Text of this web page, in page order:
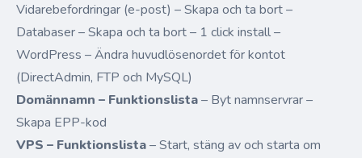
Vidarebefordringar (e-post) – Skapa och ta bort –
Databaser – Skapa och ta bort – 1 click install –
WordPress – Ändra huvudlösenordet för kontot
(DirectAdmin, FTP och MySQL)
Domännamn – Funktionslista– Byt namnservrar –
Skapa EPP-kod
VPS – Funktionslista– Start, stäng av och starta om